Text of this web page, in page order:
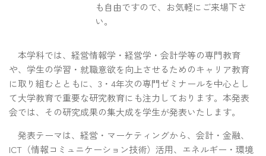
も自由ですので、お気軽にご来場下さ
い。
本学科では、経営情報学・経営学・会計学等の専門教育
や、学生の学習・就職意欲を向上させるためのキャリア教育
に取り組むとともに、3・4年次の専門ゼミナールを中心とし
て大学教育で重要な研究教育にも注力しております。本発表
会では、その研究成果の集大成を学生が発表いたします。
発表テーマは、経営・マーケティングから、会計・金融、
ICT（情報コミュニケーション技術）活用、エネルギー・環境